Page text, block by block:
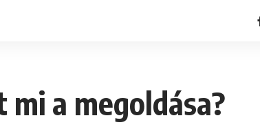
a megoldása?